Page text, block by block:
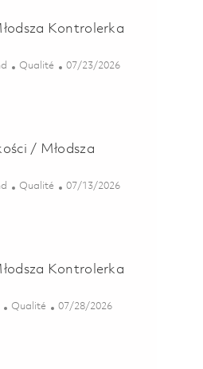
Kontrolerka
Catégorie
Qualité Posted Date
07/23/2026
/ Młodsza Kontrolerka Jakości 01859588
/ Młodsza
Catégorie
Qualité Posted Date
07/13/2026
Jakości / Młodsza Kontrolerka Jakości
Kontrolerka
Catégorie
Qualité Posted Date
07/28/2026
/ Młodsza Kontrolerka Czystości